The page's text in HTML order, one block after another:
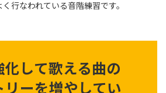
行なわれている音階練習です。
化して歌える曲の
リーを増やしてい